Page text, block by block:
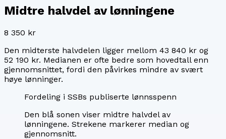
Midtre halvdel av lønningene
8 350 kr
Den midterste halvdelen ligger mellom 43 840 kr og
52 190 kr. Medianen er ofte bedre som hovedtall enn
gjennomsnittet, fordi den påvirkes mindre av svært
høye lønninger.
Fordeling i SSBs publiserte lønnsspenn
Den blå sonen viser midtre halvdel av
lønningene. Strekene markerer median og
gjennomsnitt.